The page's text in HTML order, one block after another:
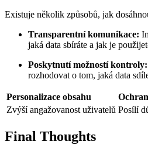
Existuje několik způsobů, jak
Transparentní komunikace:
jaká data sbíráte a jak je
Poskytnutí možností kontroly:
rozhodovat o tom, jaká data
Personalizace obsahu
Zvýší angažovanost uživatelů Posílí
Final Thoughts